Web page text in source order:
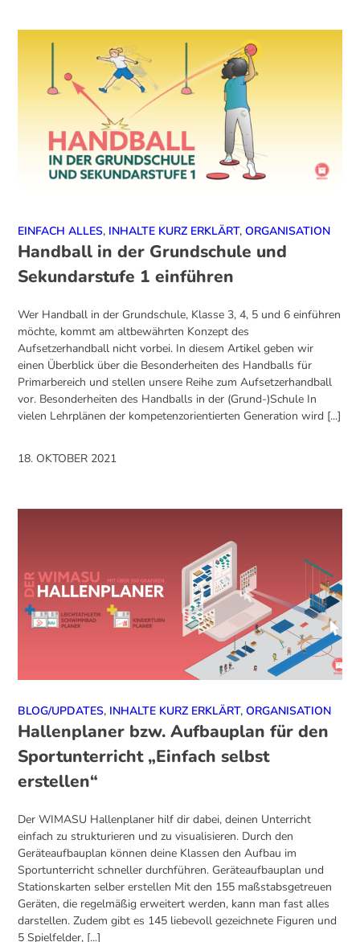
EINFACH ALLES, INHALTE KURZ ERKLÄRT,ORGANISATION
Handball in der Grundschule und
Sekundarstufe 1 einführen
Wer Handball in der Grundschule, Klasse 3, 4, 5 und 6 einführen
möchte, kommt am altbewährten Konzept des
Aufsetzerhandball nicht vorbei. In diesem Artikel geben wir
einen Überblick über die Besonderheiten des Handballs für
Primarbereich und stellen unsere Reihe zum Aufsetzerhandball
vor. Besonderheiten des Handballs in der (Grund-)Schule In
vielen Lehrplänen der kompetenzorientierten Generation wird [...]
18. OKTOBER 2021
BLOG/UPDATES, INHALTE KURZ ERKLÄRT,ORGANISATION
Hallenplaner bzw. Aufbauplan für den
Sportunterricht „Einfach selbst
erstellen“
Der WIMASU Hallenplaner hilf dir dabei, deinen Unterricht
einfach zu strukturieren und zu visualisieren. Durch den
Geräteaufbauplan können deine Klassen den Aufbau im
Sportunterricht schneller durchführen. Geräteaufbauplan und
Stationskarten selber erstellen Mit den 155 maßstabsgetreuen
Geräten, die regelmäßig erweitert werden, kann man fast alles
darstellen. Zudem gibt es 145 liebevoll gezeichnete Figuren und
5 Spielfelder, [...]